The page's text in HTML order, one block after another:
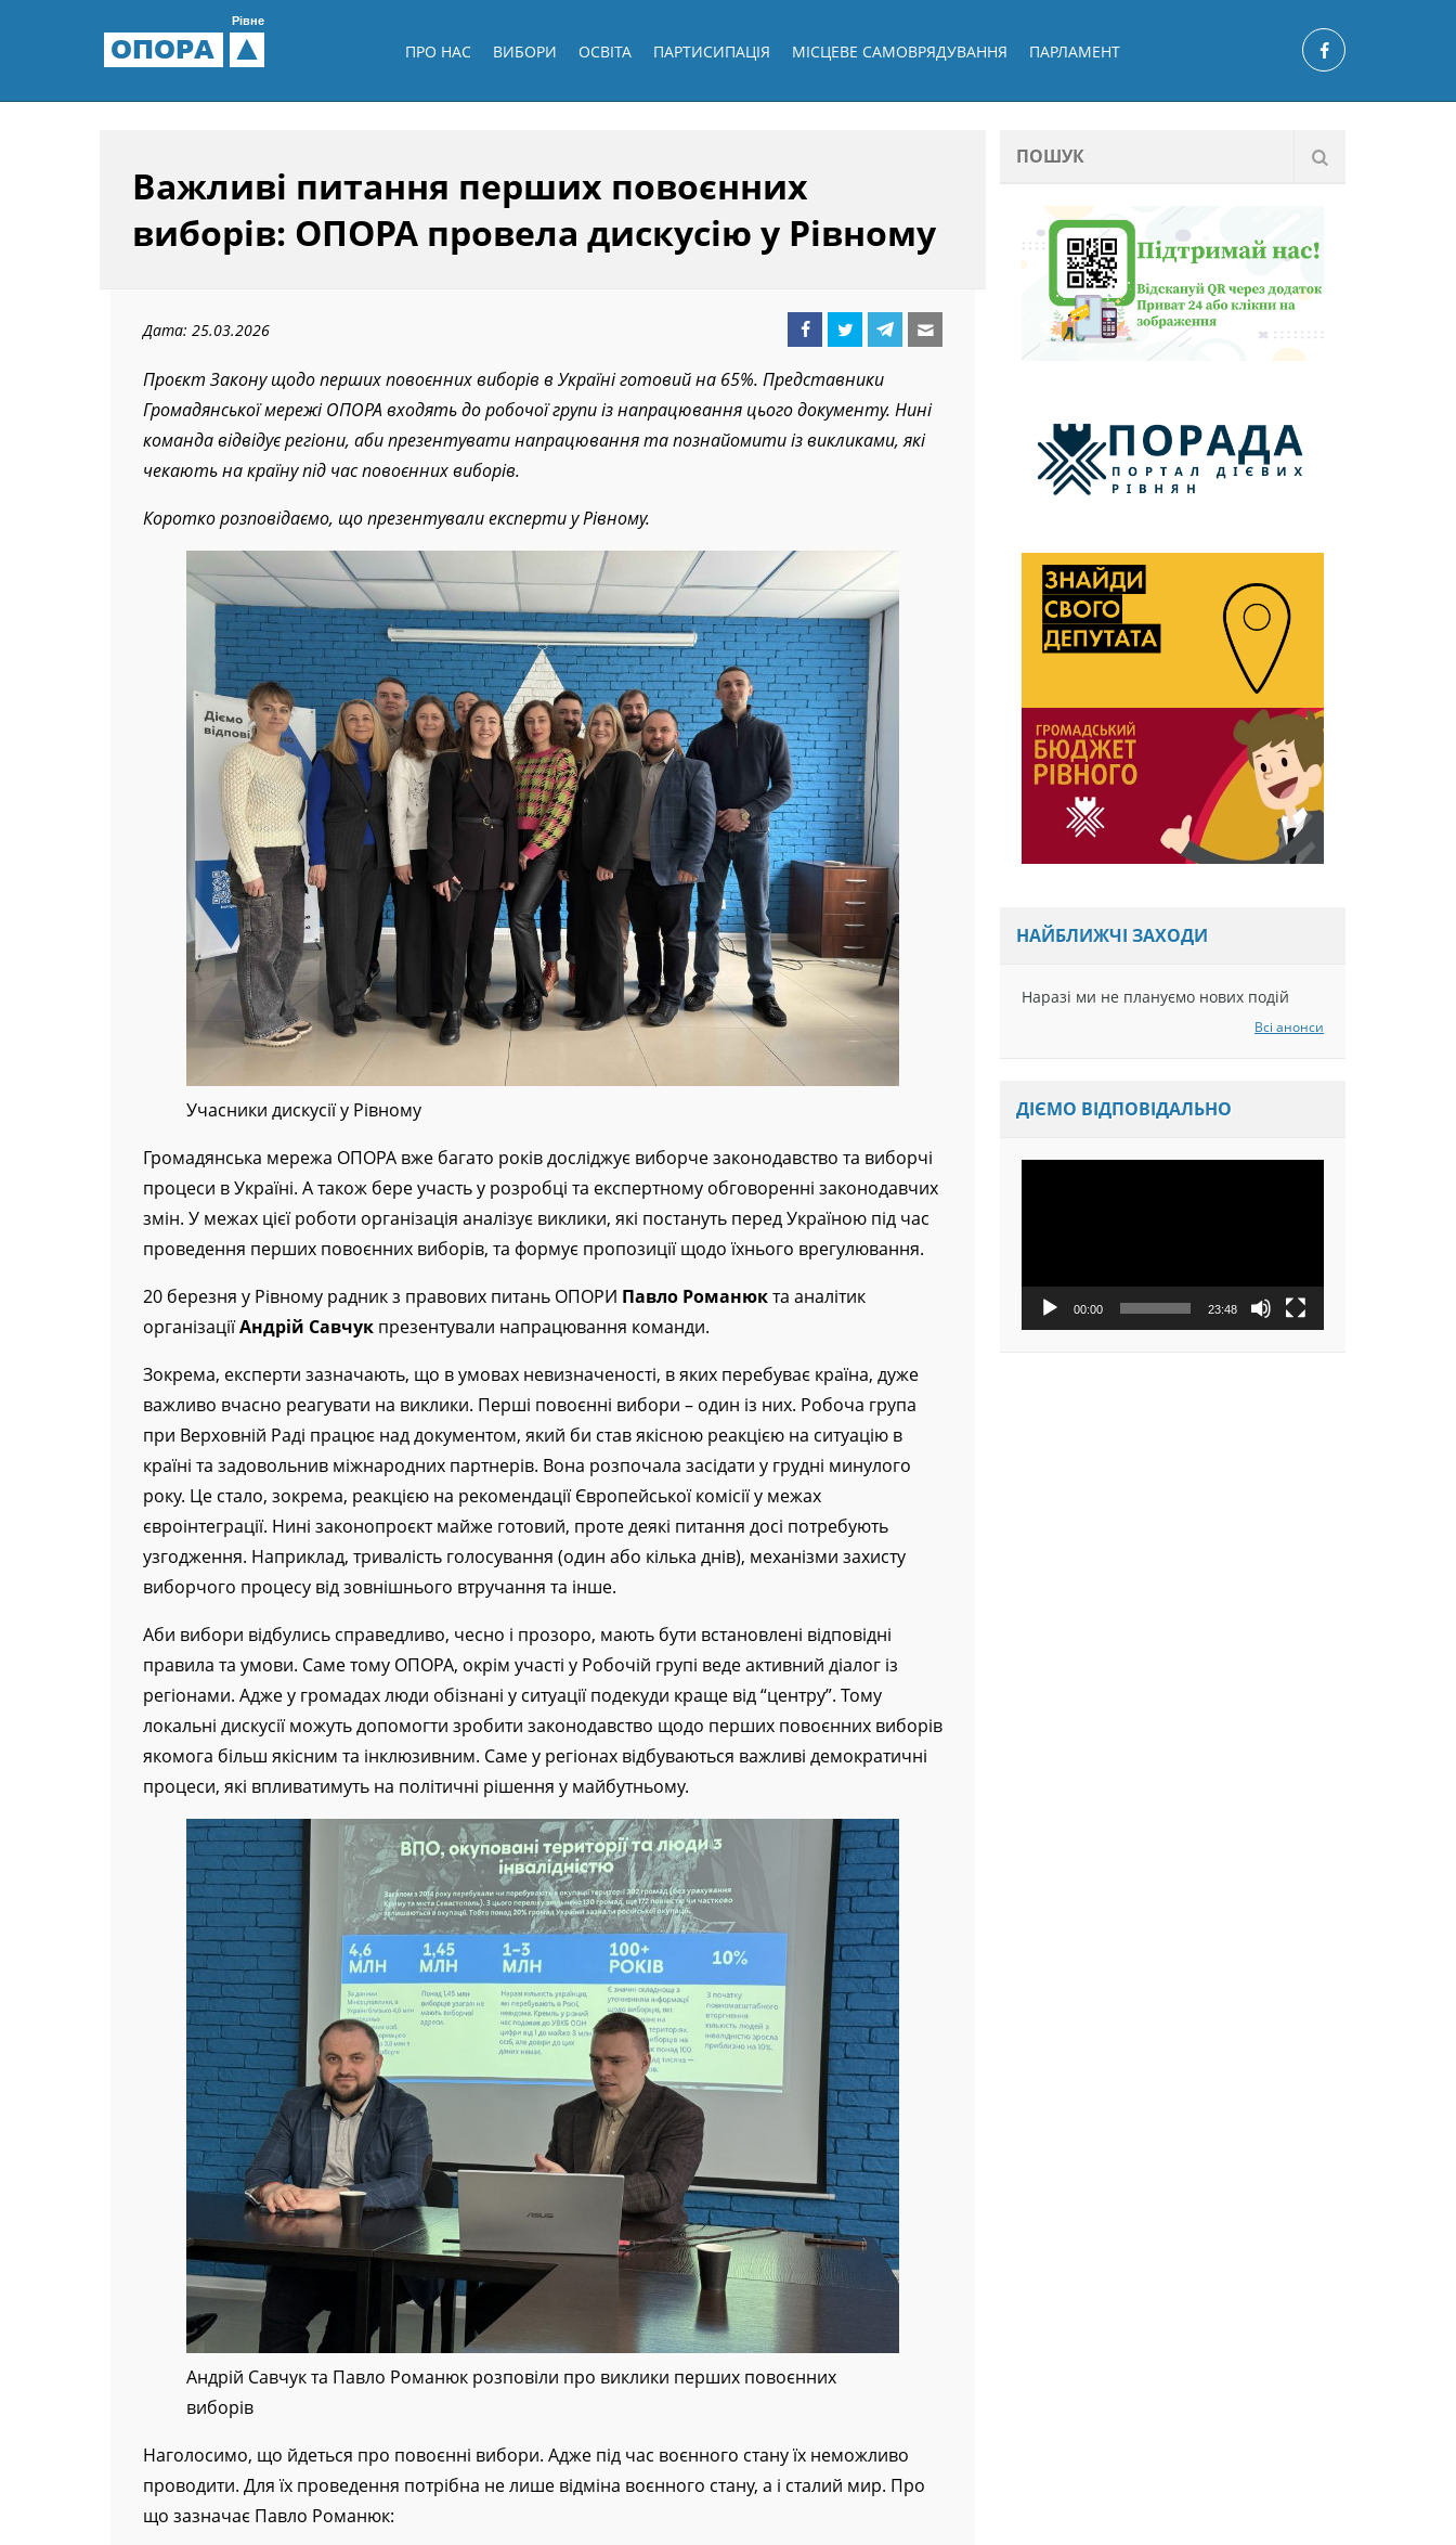
ОПОРА
Рівне
ПРО НАС ВИБОРИ ОСВІТА ПАРТИСИПАЦІЯ МІСЦЕВЕ САМОВРЯДУВАННЯ ПАРЛАМЕНТ
Важливі питання перших повоєнних
виборів: ОПОРА провела дискусію у Рівному
Дата: 25.03.2026
Проєкт Закону щодо перших повоєнних виборів в Україні готовий на 65%. Представники
Громадянської мережі ОПОРА входять до робочої групи із напрацювання цього документу. Нині
команда відвідує регіони, аби презентувати напрацювання та познайомити із викликами, які
чекають на країну під час повоєнних виборів.
Коротко розповідаємо, що презентували експерти у Рівному.
Учасники дискусії у Рівному
Громадянська мережа ОПОРА вже багато років досліджує виборче законодавство та виборчі
процеси в Україні. А також бере участь у розробці та експертному обговоренні законодавчих
змін. У межах цієї роботи організація аналізує виклики, які постануть перед Україною під час
проведення перших повоєнних виборів, та формує пропозиції щодо їхнього врегулювання.
20 березня у Рівному радник з правових питань ОПОРИ Павло Романюкта аналітик
організаціїАндрій Савчук презентували напрацювання команди.
Зокрема, експерти зазначають, що в умовах невизначеності, в яких перебуває країна, дуже
важливо вчасно реагувати на виклики. Перші повоєнні вибори – один із них. Робоча група
при Верховній Раді працює над документом, який би став якісною реакцією на ситуацію в
країні та задовольнив міжнародних партнерів. Вона розпочала засідати у грудні минулого
року. Це стало, зокрема, реакцією на рекомендації Європейської комісії у межах
євроінтеграції. Нині законопроєкт майже готовий, проте деякі питання досі потребують
узгодження. Наприклад, тривалість голосування (один або кілька днів), механізми захисту
виборчого процесу від зовнішнього втручання та інше.
Аби вибори відбулись справедливо, чесно і прозоро, мають бути встановлені відповідні
правила та умови. Саме тому ОПОРА, окрім участі у Робочій групі веде активний діалог із
регіонами. Адже у громадах люди обізнані у ситуації подекуди краще від “центру”. Тому
локальні дискусії можуть допомогти зробити законодавство щодо перших повоєнних виборів
якомога більш якісним та інклюзивним. Саме у регіонах відбуваються важливі демократичні
процеси, які впливатимуть на політичні рішення у майбутньому.
Андрій Савчук та Павло Романюк розповіли про виклики перших повоєнних
виборів
Наголосимо, що йдеться про повоєнні вибори. Адже під час воєнного стану їх неможливо
проводити. Для їх проведення потрібна не лише відміна воєнного стану, а і сталий мир. Про
що зазначає Павло Романюк:
НАЙБЛИЖЧІ ЗАХОДИ
Наразі ми не плануємо нових подій
Всі анонси
ДІЄМО ВІДПОВІДАЛЬНО
00:00 23:48